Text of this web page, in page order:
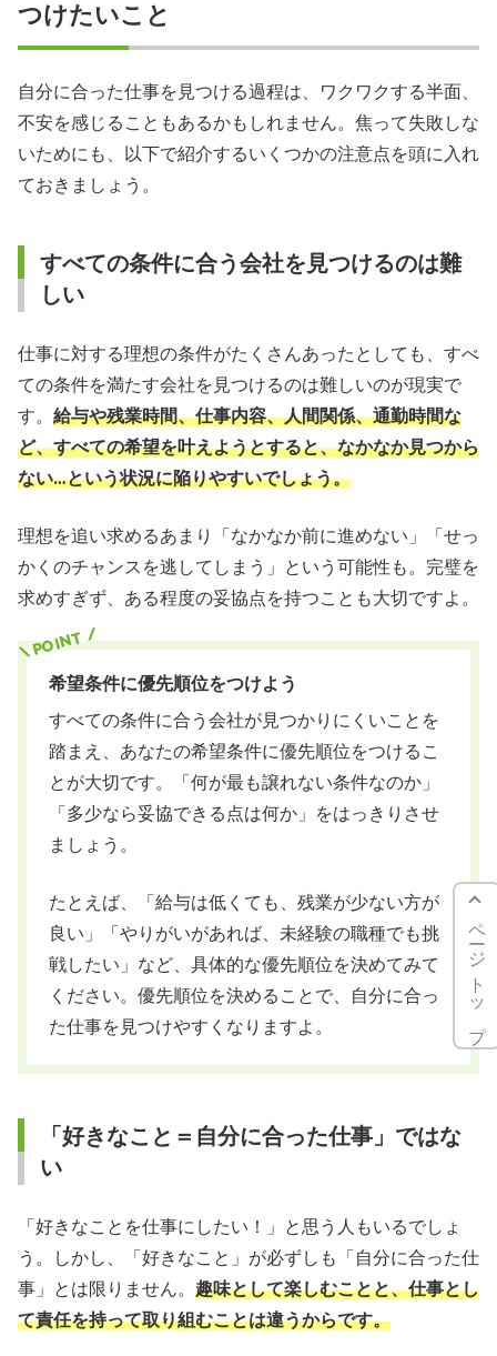
つけたいこと
自分に合った仕事を見つける過程は、ワクワクする半面、
不安を感じることもあるかもしれません。焦って失敗しな
いためにも、以下で紹介するいくつかの注意点を頭に入れ
ておきましょう。
すべての条件に合う会社を見つけるのは難
しい
仕事に対する理想の条件がたくさんあったとしても、すべ
ての条件を満たす会社を見つけるのは難しいのが現実で
す。 給与や残業時間、仕事内容、人間関係、通勤時間な
ど、すべての希望を叶えようとすると、なかなか見つから
ない…という状況に陥りやすいでしょう。
理想を追い求めるあまり「なかなか前に進めない」「せっ
かくのチャンスを逃してしまう」という可能性も。完璧を
求めすぎず、ある程度の妥協点を持つことも大切ですよ。
希望条件に優先順位をつけよう
すべての条件に合う会社が見つかりにくいことを
踏まえ、あなたの希望条件に優先順位をつけるこ
とが大切です。「何が最も譲れない条件なのか」
「多少なら妥協できる点は何か」をはっきりさせ
ましょう。
たとえば、「給与は低くても、残業が少ない方が
良い」「やりがいがあれば、未経験の職種でも挑
戦したい」など、具体的な優先順位を決めてみて
ください。優先順位を決めることで、自分に合っ
た仕事を見つけやすくなりますよ。
「好きなこと＝自分に合った仕事」ではな
い
「好きなことを仕事にしたい！」と思う人もいるでしょ
う。しかし、「好きなこと」が必ずしも「自分に合った仕
事」とは限りません。 趣味として楽しむことと、仕事とし
て責任を持って取り組むことは違うからです。
ページトップ